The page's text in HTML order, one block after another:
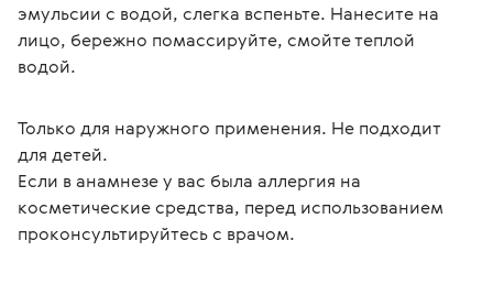
эмульсии с водой, слегка вспеньте. Нанесите на
лицо, бережно помассируйте, смойте теплой
водой.
Только для наружного применения. Не подходит
для детей.
Если в анамнезе у вас была аллергия на
косметические средства, перед использованием
проконсультируйтесь с врачом.